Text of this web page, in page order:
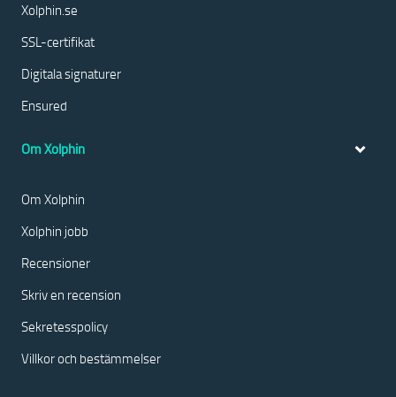
Xolphin.se
SSL-certifikat
Digitala signaturer
Ensured
Om Xolphin
Om Xolphin
Xolphin jobb
Recensioner
Skriv en recension
Sekretesspolicy
Villkor och bestämmelser